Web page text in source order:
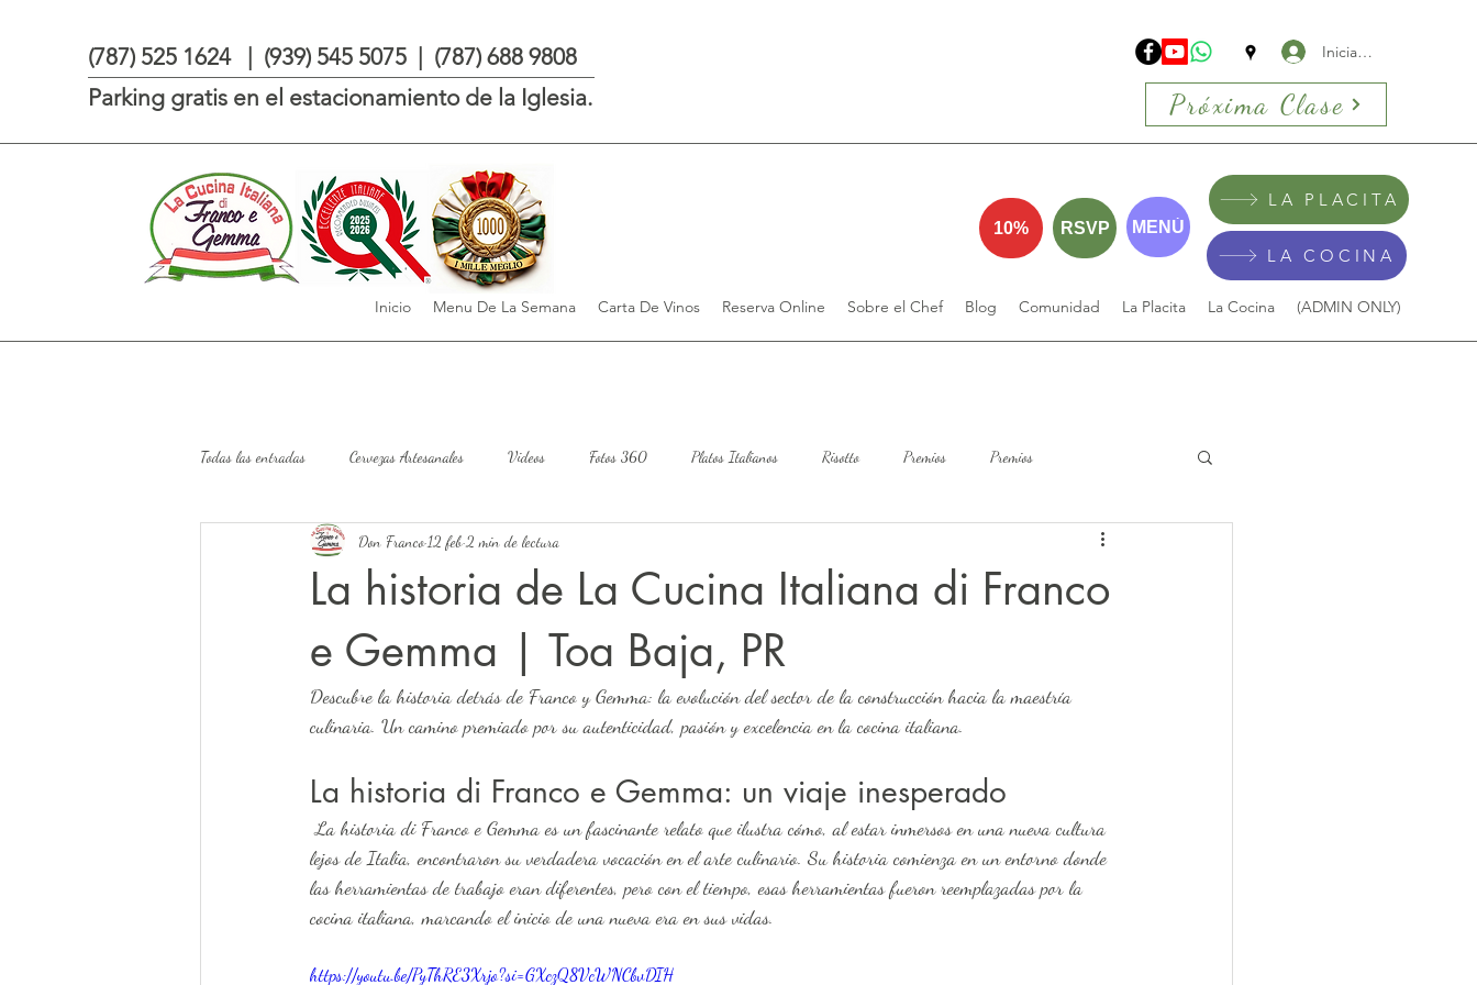
(787) 525 1624 | (939) 545 5075 | (787) 688 9808
Parking gratis en el estacionamiento de la Iglesia.
Iniciar sesión
Próxima Clase
10% RSVP MENÚ
LA PLACITA
LA COCINA
Inicio Menu De La Semana Carta De Vinos Reserva Online Sobre el Chef Blog Comunidad La Placita La Cocina (ADMIN ONLY)
Todas las entradas Cervezas Artesanales Videos Fotos 360 Platos Italianos Risotto Premios Premios
La historia de La Cucina Italiana di Franco
e Gemma | Toa Baja, PR
Don Franco 12 feb2 min de lectura
Descubre la historia detrás de Franco y Gemma: la evolución del sector de la construcción hacia la maestría
culinaria. Un camino premiado por su autenticidad, pasión y excelencia en la cocina italiana.
La historia di Franco e Gemma: un viaje inesperado
La historia di Franco e Gemma es un fascinante relato que ilustra cómo, al estar inmersos en una nueva cultura
lejos de Italia, encontraron su verdadera vocación en el arte culinario. Su historia comienza en un entorno donde
las herramientas de trabajo eran diferentes, pero con el tiempo, esas herramientas fueron reemplazadas por la
cocina italiana, marcando el inicio de una nueva era en sus vidas.
https://youtu.be/PyThRE3Xrjo?si=GXczQ8VcWNCbvDIH